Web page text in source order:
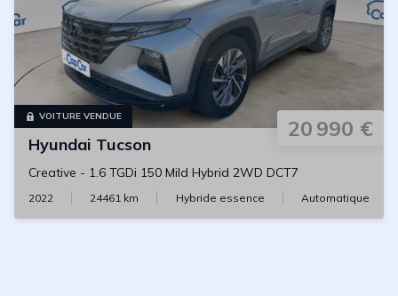
VOITURE VENDUE 20 990 €
Hyundai Tucson
Creative - 1.6 TGDi 150 Mild Hybrid 2WD DCT7
2022 24461 km Hybride essence Automatique